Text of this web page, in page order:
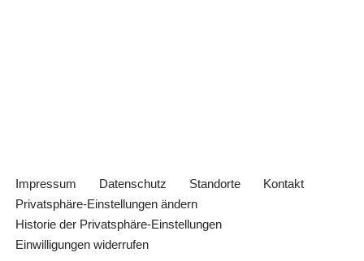
Impressum Datenschutz Standorte
Kontakt
Privatsphäre-Einstellungen ändern
Historie der Privatsphäre-Einstellungen
Einwilligungen widerrufen